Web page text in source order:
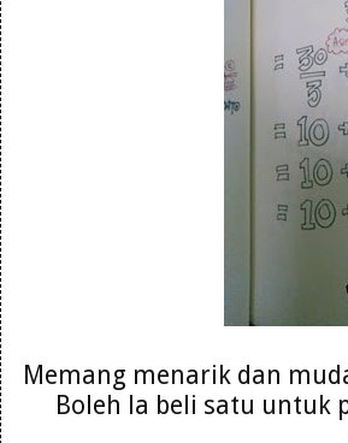
Memang menarik dan
Boleh la beli satu untuk